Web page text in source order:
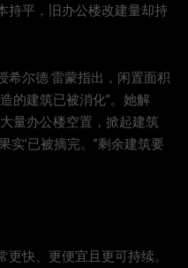
持平，旧办公楼改建量却持
尔德·雷蒙指出，闲置面积
的建筑已被消化”。她解
量办公楼空置，掀起建筑
实’已被摘完。”剩余建筑要
快、更便宜且更可持续。